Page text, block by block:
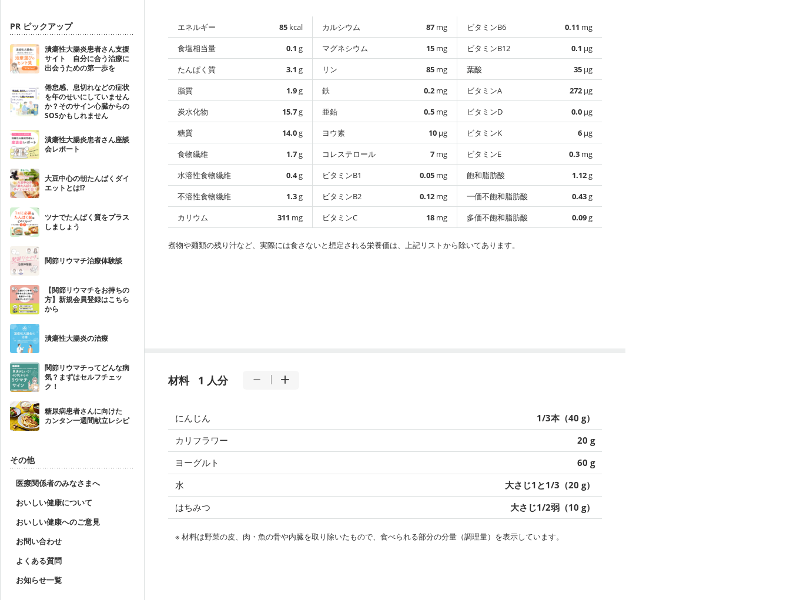
PR ピックアップ
潰瘍性大腸炎患者さん支援
サイト 自分に合う治療に
出会うための第一歩を
倦怠感、息切れなどの症状
を年のせいにしていません
か？そのサイン心臓からの
SOSかもしれません
潰瘍性大腸炎患者さん座談
会レポート
大豆中心の朝たんぱくダイ
エットとは!?
ツナでたんぱく質をプラス
しましょう
関節リウマチ治療体験談
【関節リウマチをお持ちの
方】新規会員登録はこちら
から
潰瘍性大腸炎の治療
関節リウマチってどんな病
気？まずはセルフチェッ
ク！
糖尿病患者さんに向けた
カンタン一週間献立レシピ
その他
医療関係者のみなさまへ
おいしい健康について
おいしい健康へのご意見
お問い合わせ
よくある質問
お知らせ一覧
エネルギー 85 kcal
食塩相当量
0.1 g
たんぱく質
3.1 g
脂質
1.9g
炭水化物
15.7g
糖質
14.0g
食物繊維
1.7g
水溶性食物繊維
0.4g
不溶性食物繊維
1.3g
カリウム
311 mg
カルシウム 87 mg
マグネシウム
15 mg
リン
85 mg
鉄
0.2 mg
亜鉛
0.5 mg
ヨウ素
10 µg
コレステロール
7 mg
ビタミンB1
0.05 mg
ビタミンB2
0.12 mg
ビタミンC
18 mg
ビタミンB6 0.11 mg
ビタミンB12
0.1 µg
葉酸
35 µg
ビタミンA
272 µg
ビタミンD
0.0 µg
ビタミンK
6 µg
ビタミンE
0.3 mg
飽和脂肪酸
1.12g
一価不飽和脂肪酸
0.43g
多価不飽和脂肪酸
0.09g
煮物や麺類の残り汁など、実際には食さないと想定される栄養価は、上記リストから除いてあります。
材料 1 人分
にんじん
1/3本（40 g）
カリフラワー
20 g
ヨーグルト
60 g
水
大さじ1と1/3（20 g）
はちみつ
大さじ1/2弱（10 g）
※ 材料は野菜の皮、肉・魚の骨や内臓を取り除いたもので、食べられる部分の分量（調理量）を表示しています。